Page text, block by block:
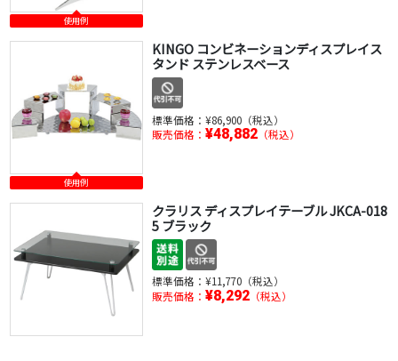
使用例
使用例
KINGO コンビネーションディスプレイス
タンド ステンレスベース
標準価格： ¥86,900（税込）
販売価格： ¥48,882（税込）
クラリス ディスプレイテーブル JKCA-018
5 ブラック
標準価格： ¥11,770（税込）
販売価格： ¥8,292（税込）